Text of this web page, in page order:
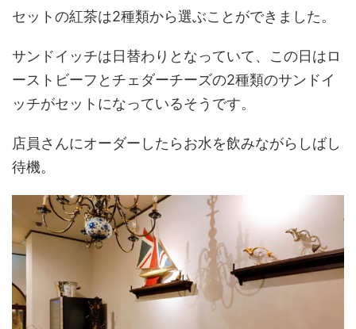
セットの紅茶は2種類から選ぶことができました。
サンドイッチは日替わりとなっていて、この日はロ
ーストビーフとチェダーチーズの2種類のサンドイ
ッチがセットになっているそうです。
店員さんにオーダーしたらお水を飲みながらしばし
待機。